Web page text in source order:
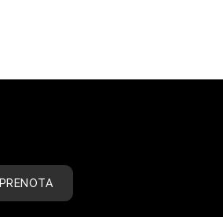
PRENOTA